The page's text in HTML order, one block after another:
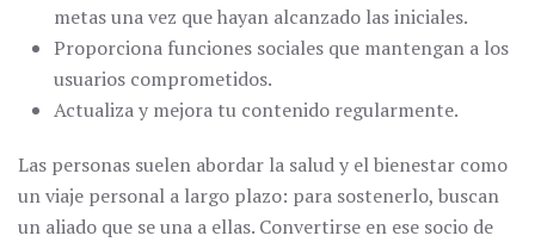
metas una vez que hayan alcanzado las iniciales.
Proporciona funciones sociales que mantengan a los
usuarios comprometidos.
Actualiza y mejora tu contenido regularmente.
Las personas suelen abordar la salud y el bienestar como
un viaje personal a largo plazo: para sostenerlo, buscan
un aliado que se una a ellas. Convertirse en ese socio de